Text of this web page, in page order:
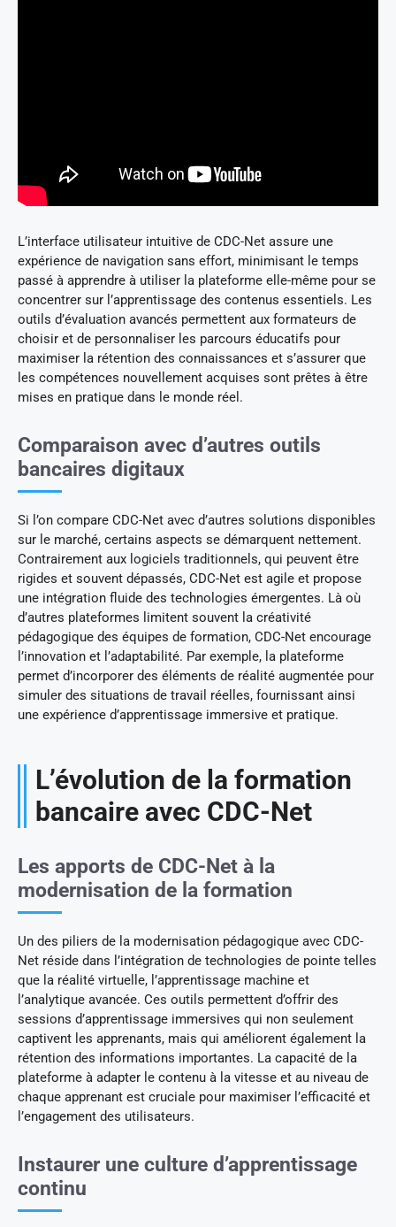
L’interface utilisateur intuitive de CDC-Net assure une
expérience de navigation sans effort, minimisant le temps
passé à apprendre à utiliser la plateforme elle-même pour se
concentrer sur l’apprentissage des contenus essentiels. Les
outils d’évaluation avancés permettent aux formateurs de
choisir et de personnaliser les parcours éducatifs pour
maximiser la rétention des connaissances et s’assurer que
les compétences nouvellement acquises sont prêtes à être
mises en pratique dans le monde réel.
Comparaison avec d’autres outils
bancaires digitaux
Si l’on compare CDC-Net avec d’autres solutions disponibles
sur le marché, certains aspects se démarquent nettement.
Contrairement aux logiciels traditionnels, qui peuvent être
rigides et souvent dépassés, CDC-Net est agile et propose
une intégration fluide des technologies émergentes. Là où
d’autres plateformes limitent souvent la créativité
pédagogique des équipes de formation, CDC-Net encourage
l’innovation et l’adaptabilité. Par exemple, la plateforme
permet d’incorporer des éléments de réalité augmentée pour
simuler des situations de travail réelles, fournissant ainsi
une expérience d’apprentissage immersive et pratique.
L’évolution de la formation
bancaire avec CDC-Net
Les apports de CDC-Net à la
modernisation de la formation
Un des piliers de la modernisation pédagogique avec CDC-
Net réside dans l’intégration de technologies de pointe telles
que la réalité virtuelle, l’apprentissage machine et
l’analytique avancée. Ces outils permettent d’offrir des
sessions d’apprentissage immersives qui non seulement
captivent les apprenants, mais qui améliorent également la
rétention des informations importantes. La capacité de la
plateforme à adapter le contenu à la vitesse et au niveau de
chaque apprenant est cruciale pour maximiser l’efficacité et
l’engagement des utilisateurs.
Instaurer une culture d’apprentissage
continu